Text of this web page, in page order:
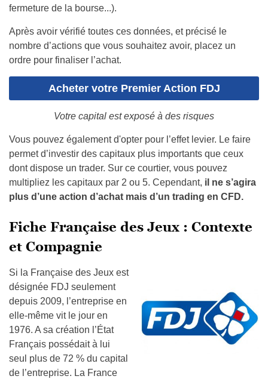
fermeture de la bourse...).
Après avoir vérifié toutes ces données, et précisé le
nombre d’actions que vous souhaitez avoir, placez un
ordre pour finaliser l’achat.
Acheter votre Premier Action FDJ
Votre capital est exposé à des risques
Vous pouvez également d'opter pour l’effet levier. Le faire
permet d’investir des capitaux plus importants que ceux
dont dispose un trader. Sur ce courtier, vous pouvez
multipliez les capitaux par 2 ou 5. Cependant, il ne s’agira
plus d’une action d’achat mais d’un trading en CFD.
Fiche Française des Jeux : Contexte
et Compagnie
Si la Française des Jeux est
désignée FDJ seulement
depuis 2009, l’entreprise en
elle-même vit le jour en
1976. A sa création l’État
Français possédait à lui
seul plus de 72 % du capital
de l’entreprise. La France